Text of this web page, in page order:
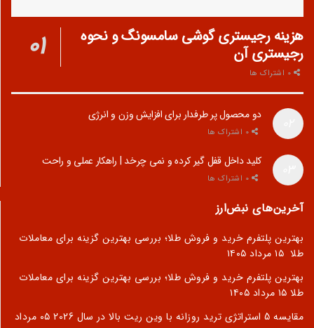
هزینه رجیستری گوشی سامسونگ و نحوه
رجیستری آن
دو محصول پر طرفدار برای افزایش وزن و انرژی
کلید داخل قفل گیر کرده و نمی چرخد | راهکار عملی و راحت
آخرین‌های نبض‌ارز
بهترین پلتفرم خرید و فروش طلا؛ بررسی بهترین گزینه برای معاملات
طلا ۱۵ مرداد ۱۴۰۵
بهترین پلتفرم خرید و فروش طلا؛ بررسی بهترین گزینه برای معاملات
طلا ۱۵ مرداد ۱۴۰۵
مقایسه 5 استراتژی ترید روزانه با وین ریت بالا در سال 2026
۰۵ مرداد